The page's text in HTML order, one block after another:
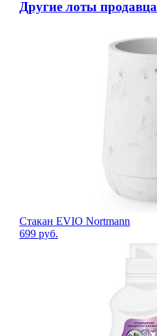
Другие лоты продавца
Стакан EVIO Nortmann
699 руб.